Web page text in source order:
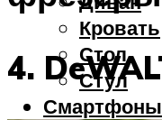
Кровать
Стол
Стул
Смартфоны
4.